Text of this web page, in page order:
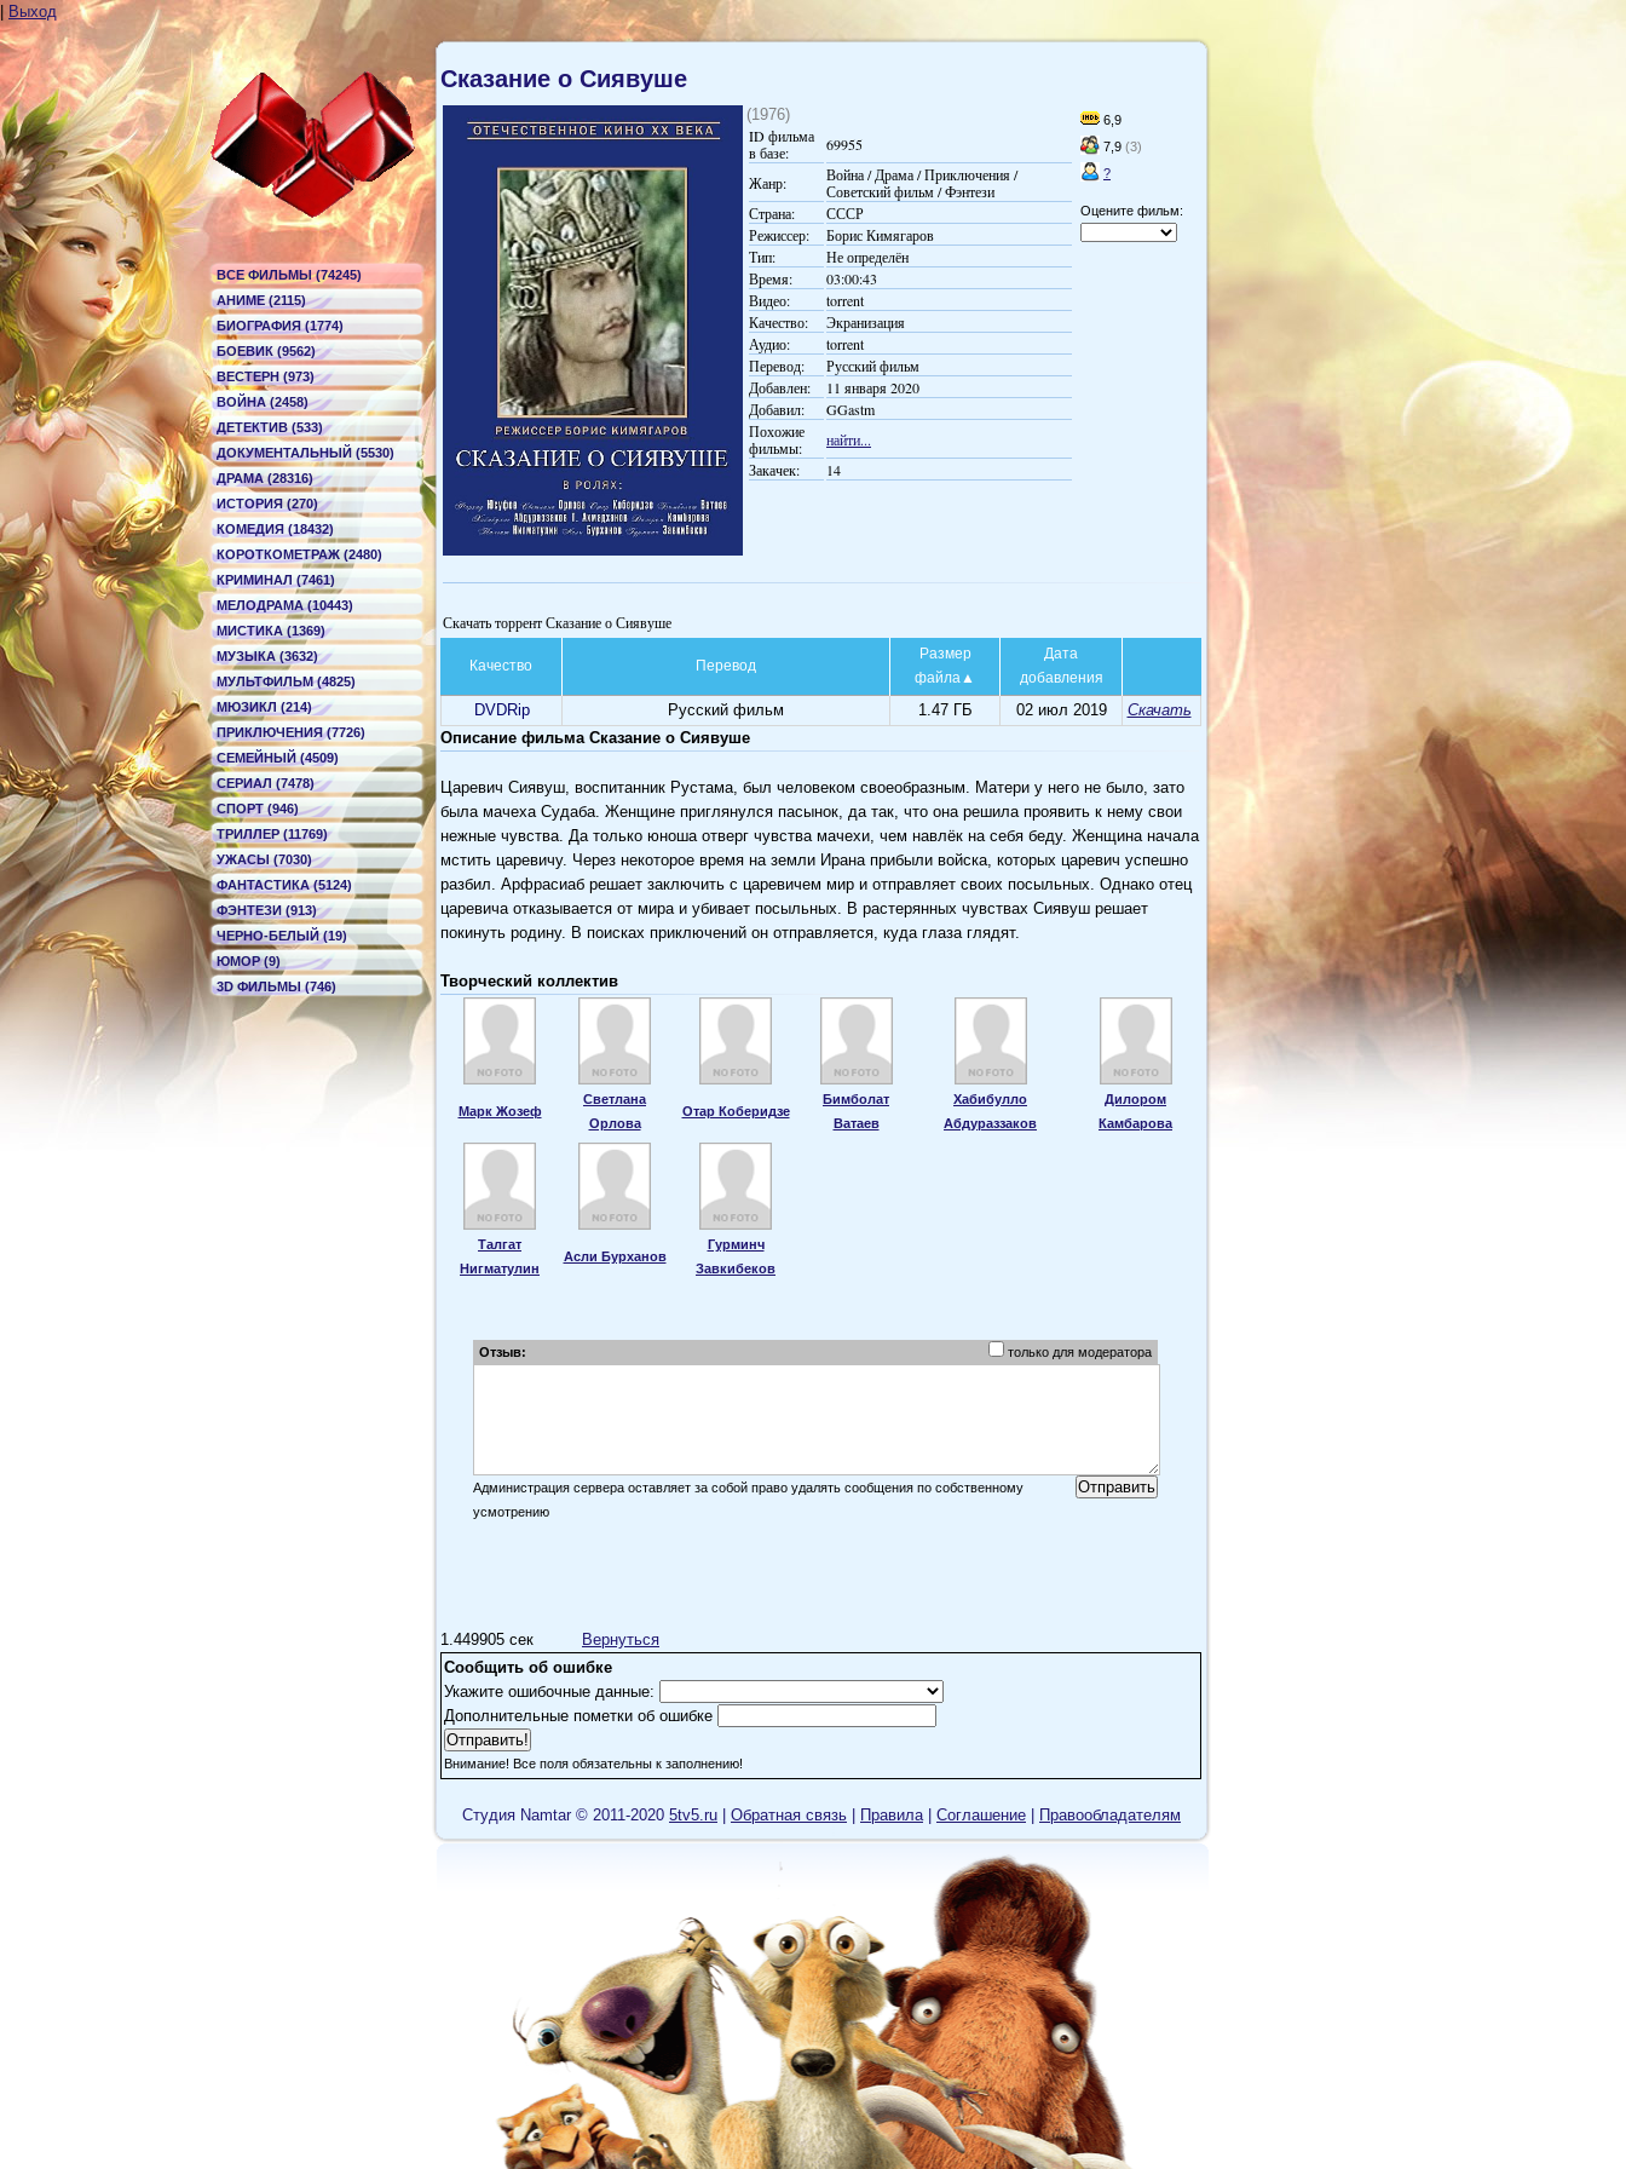
Выход
ВСЕ ФИЛЬМЫ (74245)
АНИМЕ (2115)
БИОГРАФИЯ (1774)
БОЕВИК (9562)
ВЕСТЕРН (973)
ВОЙНА (2458)
ДЕТЕКТИВ (533)
ДОКУМЕНТАЛЬНЫЙ (5530)
ДРАМА (28316)
ИСТОРИЯ (270)
КОМЕДИЯ (18432)
КОРОТКОМЕТРАЖ (2480)
КРИМИНАЛ (7461)
МЕЛОДРАМА (10443)
МИСТИКА (1369)
МУЗЫКА (3632)
МУЛЬТФИЛЬМ (4825)
МЮЗИКЛ (214)
ПРИКЛЮЧЕНИЯ (7726)
СЕМЕЙНЫЙ (4509)
СЕРИАЛ (7478)
СПОРТ (946)
ТРИЛЛЕР (11769)
УЖАСЫ (7030)
ФАНТАСТИКА (5124)
ФЭНТЕЗИ (913)
ЧЕРНО-БЕЛЫЙ (19)
ЮМОР (9)
3D ФИЛЬМЫ (746)
Сказание о Сиявуше
6,9
7,9 (3)
?
Оцените фильм:
(1976)
ID фильма
в базе:
69955
Жанр:
Война / Драма / Приключения /
Советский фильм / Фэнтези
Страна:
СССР
Режиссер:
Борис Кимягаров
Тип:
Не определён
Время:
03:00:43
Видео:
torrent
Качество:
Экранизация
Аудио:
torrent
Перевод:
Русский фильм
Добавлен:
11 января 2020
Добавил:
GGastm
Похожие
фильмы:
найти...
Закачек:
14
Скачать торрент Сказание о Сиявуше
Качество Перевод
Размер
файла
Дата
добавления
DVDRip Русский фильм 1.47 ГБ 02 июл 2019
Скачать
Описание фильма Сказание о Сиявуше
Царевич Сиявуш, воспитанник Рустама, был человеком своеобразным. Матери у него не было, зато
была мачеха Судаба. Женщине приглянулся пасынок, да так, что она решила проявить к нему свои
нежные чувства. Да только юноша отверг чувства мачехи, чем навлёк на себя беду. Женщина начала
мстить царевичу. Через некоторое время на земли Ирана прибыли войска, которых царевич успешно
разбил. Арфрасиаб решает заключить с царевичем мир и отправляет своих посыльных. Однако отец
царевича отказывается от мира и убивает посыльных. В растерянных чувствах Сиявуш решает
покинуть родину. В поисках приключений он отправляется, куда глаза глядят.
Творческий коллектив
Марк Жозеф
Светлана
Орлова
Отар Коберидзе
Бимболат
Ватаев
Хабибулло
Абдураззаков
Дилором
Камбарова
Талгат
Нигматулин
Асли Бурханов
Гурминч
Завкибеков
Отзыв: только для модератора
Администрация сервера оставляет за собой право удалять сообщения по собственному
усмотрению
1.449905 сек
Вернуться
Сообщить об ошибке
Укажите ошибочные данные:
Дополнительные пометки об ошибке
Внимание! Все поля обязательны к заполнению!
Cтудия Namtar © 2011-2020 5tv5.ru Обратная связь Правила| Cоглашение Правообладателям